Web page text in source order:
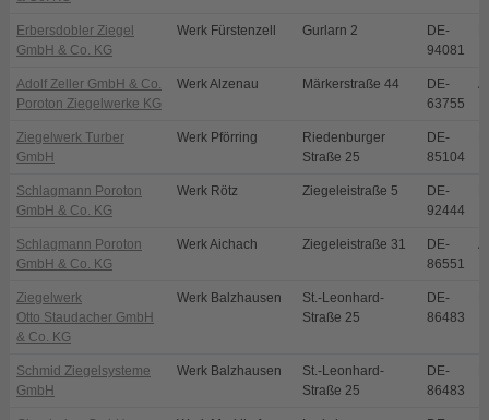
Erbersdobler Ziegel
GmbH & Co. KG
Werk Fürstenzell Gurlarn 2
DE-
94081
Adolf Zeller GmbH & Co.
Poroton Ziegelwerke KG
Werk Alzenau Märkerstraße 44
DE-
63755
Ziegelwerk Turber
GmbH
Werk Pförring
Riedenburger
Straße 25
DE-
85104
Schlagmann Poroton
GmbH & Co. KG
Werk Rötz Ziegeleistraße 5
DE-
92444
Schlagmann Poroton
GmbH & Co. KG
Werk Aichach Ziegeleistraße 31
DE-
86551
Ziegelwerk
Otto Staudacher GmbH
& Co. KG
Werk Balzhausen
St.-Leonhard-
Straße 25
DE-
86483
Schmid Ziegelsysteme
GmbH
Werk Balzhausen
St.-Leonhard-
Straße 25
DE-
86483